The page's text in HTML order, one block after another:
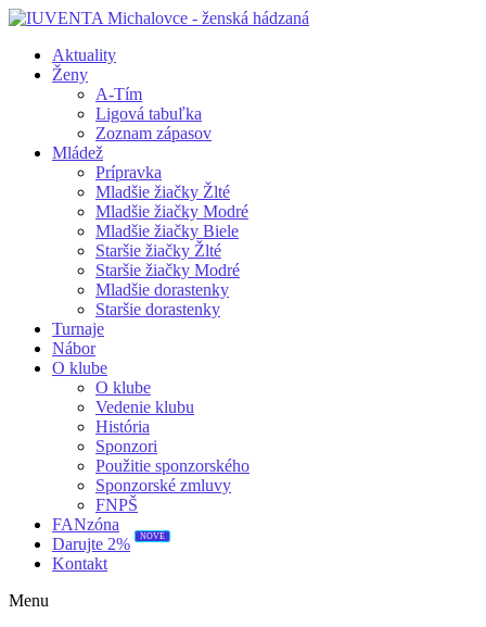
Aktuality
Ženy
A-Tím
Ligová tabuľka
Zoznam zápasov
Mládež
Prípravka
Mladšie žiačky Žlté
Mladšie žiačky Modré
Mladšie žiačky Biele
Staršie žiačky Žlté
Staršie žiačky Modré
Mladšie dorastenky
Staršie dorastenky
Turnaje
Nábor
O klube
O klube
Vedenie klubu
História
Sponzori
Použitie sponzorského
Sponzorské zmluvy
FNPŠ
FANzóna
Darujte 2%
NOVÉ
Kontakt
Menu